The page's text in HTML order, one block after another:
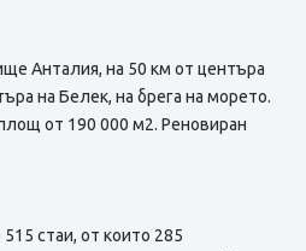
Анталия, на 50 км от центъра
на Белек, на брега на морето.
от 190 000 м2. Реновиран
стаи, от които 285